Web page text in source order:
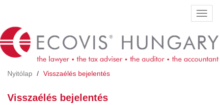
Nyitólap Visszaélés bejelentés
Visszaélés bejelentés